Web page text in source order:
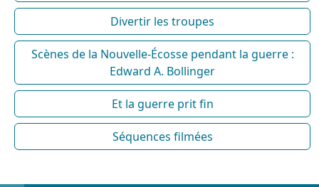
Divertir les troupes
Scènes de la Nouvelle-Écosse pendant la guerre :
Edward A. Bollinger
Et la guerre prit fin
Séquences filmées